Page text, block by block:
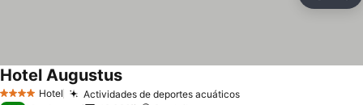
4 EstrellasHotel Actividades de deportes acuáticos
Hotel Augustus